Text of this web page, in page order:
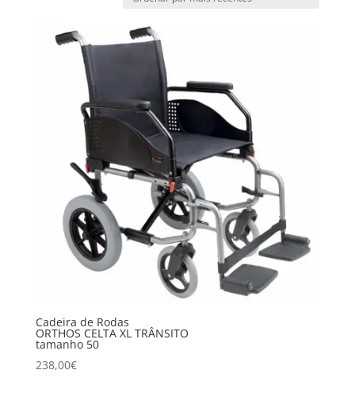
Cadeira de Rodas
ORTHOS CELTA XL TRÂNSITO
tamanho 50
238,00€